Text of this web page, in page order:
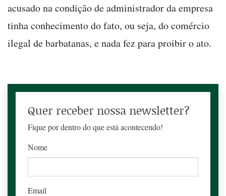
acusado na condição de administrador da empresa
tinha conhecimento do fato, ou seja, do comércio
ilegal de barbatanas, e nada fez para proibir o ato.
Quer receber nossa newsletter?
Fique por dentro do que está acontecendo!
Nome
Email